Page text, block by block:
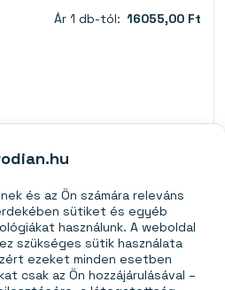
és az Ön számára releváns
sütiket és egyéb
használunk. A weboldal
szükséges sütik használata
ezeket minden esetben
csak az Ön hozzájárulásával –
Ár 1 db-tól: 16055,00 Ft
(160 kg-os mágneshez)
Ár 1 db-tól: 2390,00 Ft